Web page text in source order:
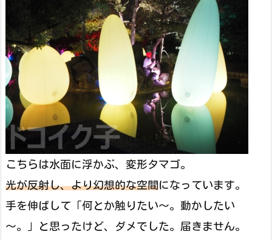
こちらは水面に浮かぶ、変形タマゴ。
光が反射し、より幻想的な空間になっています。
手を伸ばして「何とか触りたい～。動かしたい
～。」と思ったけど、ダメでした。届きません。